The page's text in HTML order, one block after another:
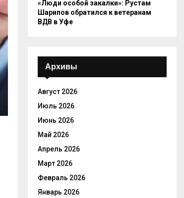
«Люди особой закалки»: Рустам
Шарипов обратился к ветеранам
ВДВ в Уфе
Архивы
Август 2026
Июль 2026
Июнь 2026
Май 2026
Апрель 2026
Март 2026
Февраль 2026
Январь 2026